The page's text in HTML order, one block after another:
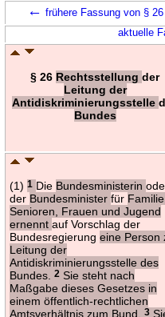
← frühere Fassung von § 26
aktuelle
§ 26 Rechtsstellungder
Leitung der
Antidiskriminierungsstelle
Bundes
(1)1 Die Bundesministerin
der Bundesministerfür Familie,
Senioren, Frauen und Jugend
ernenntauf Vorschlag der
Bundesregierungeine Person
Leitung der
Antidiskriminierungsstelle des
Bundes.2 Sie steht nach
Maßgabe dieses Gesetzes in
einem öffentlich-rechtlichen
Amtsverhältnis zum Bund.3